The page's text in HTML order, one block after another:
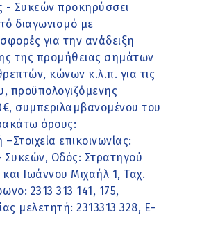
Συκεών προκηρύσσει
διαγωνισμό με
για την ανάδειξη
της προμήθειας σημάτων
κώνων κ.λ.π. για τις
προϋπολογιζόμενης
συμπεριλαμβανομένου του
όρους:
επικοινωνίας:
Οδός: Στρατηγού
Ιωάννου Μιχαήλ 1, Ταχ.
2313 313 141, 175,
μελετητή: 2313313 328, Ε-